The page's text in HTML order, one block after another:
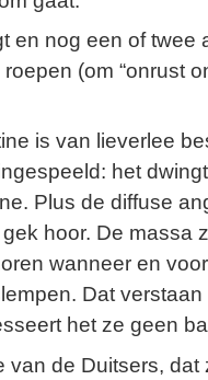
en nog een of twee
(om “onrust
is van lieverlee
het
Plus de diffuse
hoor. De massa
wanneer en
Dat
het ze geen
van de Duitsers, dat